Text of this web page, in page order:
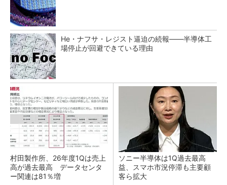
He・ナフサ・レジスト逼迫の続報――半導体工
場停止が回避できている理由
村田製作所、26年度1Qは売上
高が過去最高 データセンタ
ー関連は81％増
ソニー半導体は1Q過去最高
益、スマホ市況停滞も主要顧
客ら拡大